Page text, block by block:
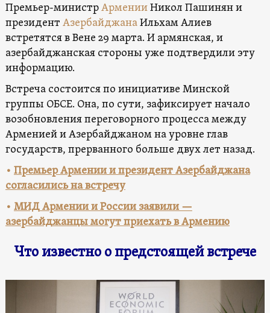
Премьер-министрАрменииНикол Пашинян и
президент АзербайджанаИльхам Алиев
встретятся в Вене 29 марта. И армянская, и
азербайджанская стороны уже подтвердили эту
информацию.
Встреча состоится по инициативе Минской
группы ОБСЕ. Она, по сути, зафиксирует начало
возобновления переговорного процесса между
Арменией и Азербайджаном на уровне глав
государств, прерванного больше двух лет назад.
• Премьер Армении и президент Азербайджана
согласились на встречу
• МИД Армении и России заявили —
азербайджанцы могут приехать в Армению
Что известно о предстоящей встрече